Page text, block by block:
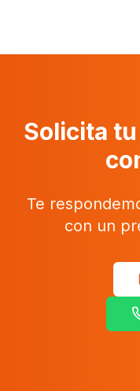
Solicita
Te
con un